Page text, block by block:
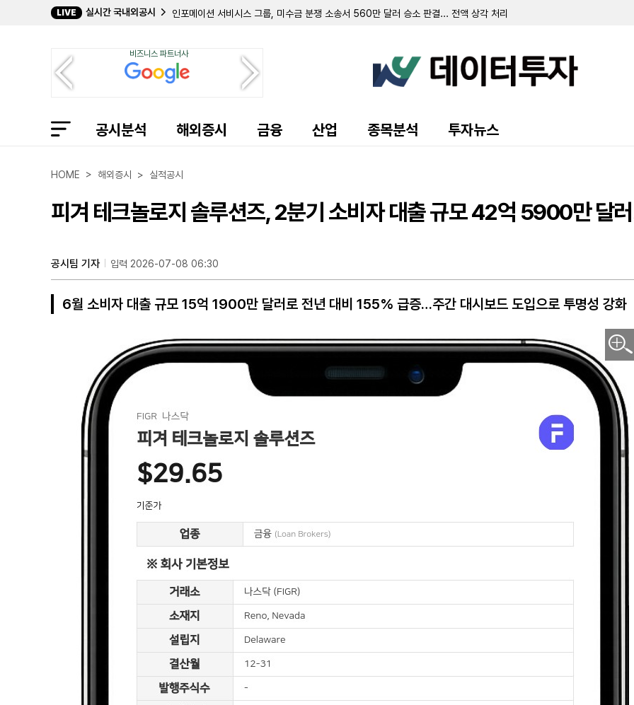
LIVE 실시간 국내외공시
인포메이션 서비시스 그룹, 미수금 분쟁 소송서 560만 달러 승소 판결... 전액 상각 처리
컨스털레이션 에너지, 2분기 순이익 5억 1300만 달러 기록…칼파인 인수 효과 반영
오큐젠, '존속 능력 의문'에 주가 불확실성 증폭…추가 자금 조달 모색
솔리타리오 리소시스, 2분기 순손실 183만 달러로 확대…골든 크레스트 시추 개시로 탐사비 증가
인컴 오퍼튜니티 리얼티 인베스터스, 2분기 순이익 70만 달러…전년비 감소
코퍼스 홀딩스, 2분기 배당금 주당 0.09달러 선언…상반기 순손실 1억 4040만 달러
비즈니스 파트너사
공시분석 해외증시 금융 산업 종목분석 투자뉴스
HOME > 해외증시 > 실적공시
피겨 테크놀로지 솔루션즈, 2분기 소비자 대출 규모 42억 5900만 달
공시팀 기자 입력 2026-07-08 06:30
6월 소비자 대출 규모 15억 1900만 달러로 전년 대비 155% 급증…주간 대시보드 도입으로 투명성 강화